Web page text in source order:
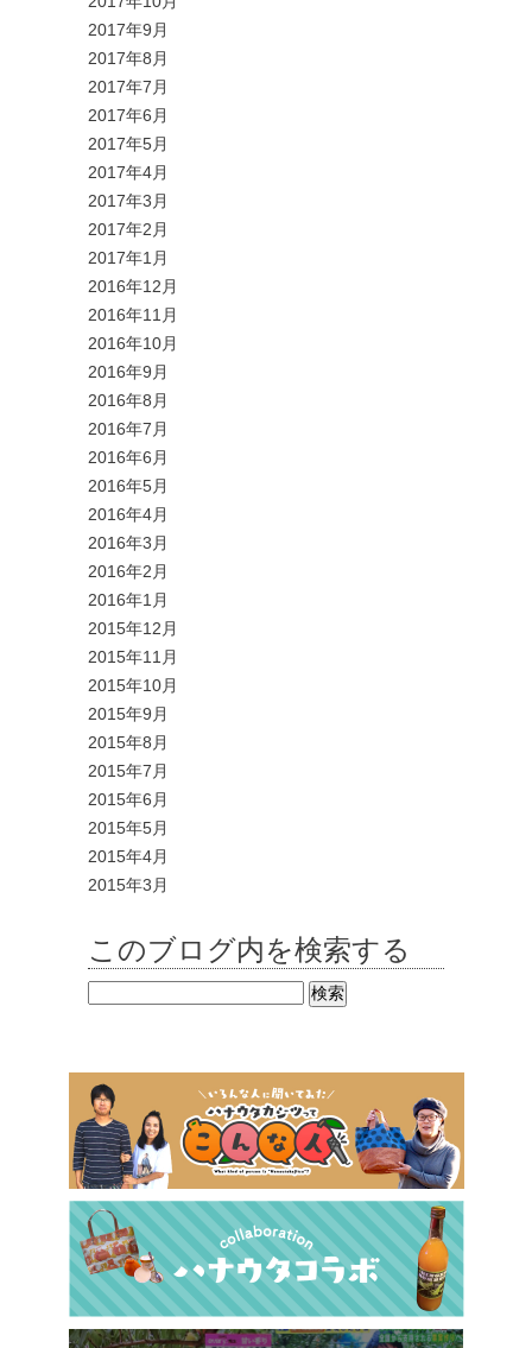
2017年9月
2017年8月
2017年7月
2017年6月
2017年5月
2017年4月
2017年3月
2017年2月
2017年1月
2016年12月
2016年11月
2016年10月
2016年9月
2016年8月
2016年7月
2016年6月
2016年5月
2016年4月
2016年3月
2016年2月
2016年1月
2015年12月
2015年11月
2015年10月
2015年9月
2015年8月
2015年7月
2015年6月
2015年5月
2015年4月
2015年3月
このブログ内を検索する